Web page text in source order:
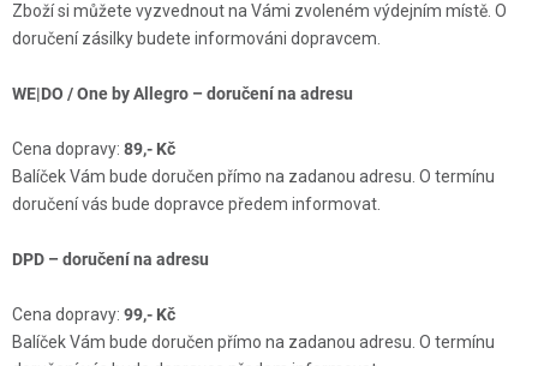
Zboží si můžete vyzvednout na Vámi zvoleném výdejním místě. O
doručení zásilky budete informováni dopravcem.
WE|DO / One by Allegro – doručení na adresu
Cena dopravy: 89,- Kč
Balíček Vám bude doručen přímo na zadanou adresu. O termínu
doručení vás bude dopravce předem informovat.
DPD – doručení na adresu
Cena dopravy: 99,- Kč
Balíček Vám bude doručen přímo na zadanou adresu. O termínu